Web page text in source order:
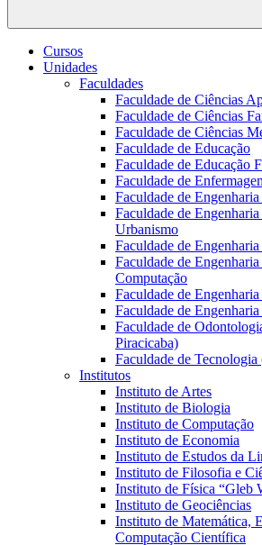
Buscar
Cursos
Unidades
Faculdades
Faculdade de Ciências
Faculdade de Ciências
Faculdade de Ciências
Faculdade de Educação
Faculdade de Educação
Faculdade de
Faculdade de
Faculdade de
Urbanismo
Faculdade de
Faculdade de
Computação
Faculdade de
Faculdade de
Faculdade de
Piracicaba)
Faculdade de
Institutos
Instituto de Artes
Instituto de Biologia
Instituto de Computação
Instituto de Economia
Instituto de Estudos da
Instituto de Filosofia e
Instituto de Física “Gleb
Instituto de Geociências
Instituto de Matemática,
Computação Científica